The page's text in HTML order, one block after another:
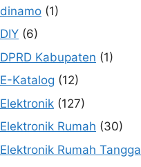
dinamo (1)
DIY (6)
DPRD Kabupaten (1)
E-Katalog (12)
Elektronik (127)
Elektronik Rumah (30)
Elektronik Rumah Tangga